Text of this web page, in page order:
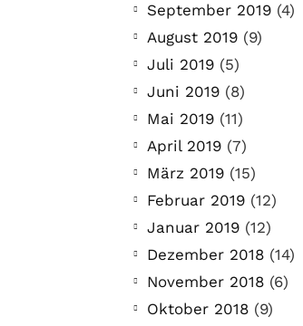
September 2019 (4)
August 2019 (9)
Juli 2019 (5)
Juni 2019 (8)
Mai 2019 (11)
April 2019 (7)
März 2019 (15)
Februar 2019 (12)
Januar 2019 (12)
Dezember 2018 (14)
November 2018 (6)
Oktober 2018 (9)